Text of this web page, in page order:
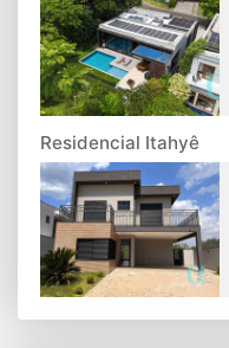
Residencial Itahyê